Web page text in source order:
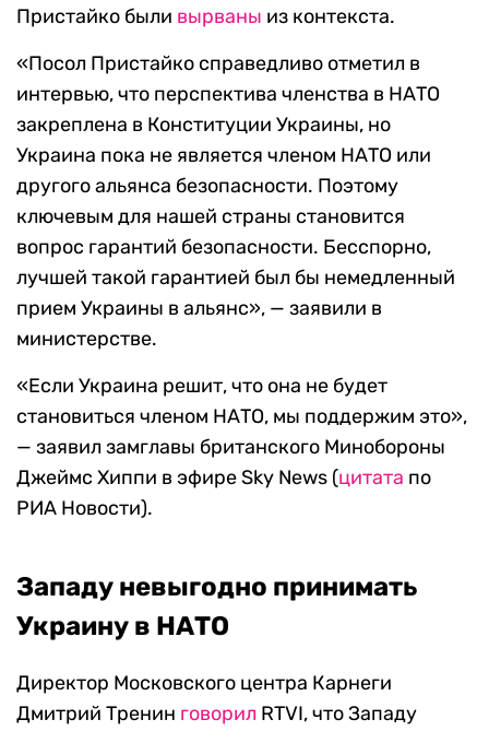
Пристайко были вырваны из контекста.
«Посол Пристайко справедливо отметил в
интервью, что перспектива членства в НАТО
закреплена в Конституции Украины, но
Украина пока не является членом НАТО или
другого альянса безопасности. Поэтому
ключевым для нашей страны становится
вопрос гарантий безопасности. Бесспорно,
лучшей такой гарантией был бы немедленный
прием Украины в альянс», — заявили в
министерстве.
«Если Украина решит, что она не будет
становиться членом НАТО, мы поддержим это»,
— заявил замглавы британского Минобороны
Джеймс Хиппи в эфире Sky News (цитата по
РИА Новости).
Западу невыгодно принимать
Украину в НАТО
Директор Московского центра Карнеги
Дмитрий Тренин говорил RTVI, что Западу